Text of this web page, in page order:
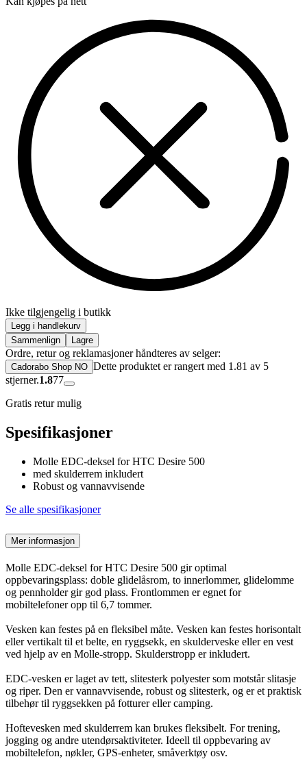
Ikke tilgjengelig i butikk
Legg i handlekurv
Sammenlign
Lagre
Ordre, retur og reklamasjoner håndteres av selger:
Cadorabo Shop NO Dette produktet er rangert med 1.81 av 5
stjerner.1.877
Gratis retur mulig
Spesifikasjoner
Molle EDC-deksel for HTC Desire 500
med skulderrem inkludert
Robust og vannavvisende
Se alle spesifikasjoner
Mer informasjon
Molle EDC-deksel for HTC Desire 500 gir optimal
oppbevaringsplass: doble glidelåsrom, to innerlommer, glidelomme
og pennholder gir god plass. Frontlommen er egnet for
mobiltelefoner opp til 6,7 tommer.
Vesken kan festes på en fleksibel måte. Vesken kan festes horisontalt
eller vertikalt til et belte, en ryggsekk, en skulderveske eller en vest
ved hjelp av en Molle-stropp. Skulderstropp er inkludert.
EDC-vesken er laget av tett, slitesterk polyester som motstår slitasje
og riper. Den er vannavvisende, robust og slitesterk, og er et praktisk
tilbehør til ryggsekken på fotturer eller camping.
Hoftevesken med skulderrem kan brukes fleksibelt. For trening,
jogging og andre utendørsaktiviteter. Ideell til oppbevaring av
mobiltelefon, nøkler, GPS-enheter, småverktøy osv.